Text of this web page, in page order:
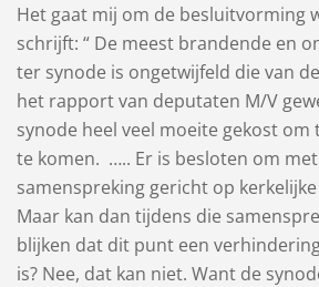
Het gaat mij om de besluitvorming
schrijft: “ De meest brandende en
ter synode is ongetwijfeld die van
het rapport van deputaten M/V
synode heel veel moeite gekost
te komen. ….. Er is besloten om
samenspreking gericht op
Maar kan dan tijdens die
blijken dat dit punt een
is? Nee, dat kan niet. Want de